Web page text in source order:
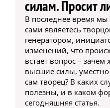
силам. Просит
В последнее время
сами являетесь
генератором,
изменений, что
встает вопрос – зачем
высшие силы,
сам творец? В каких
полезны, и в каком
сегодняшняя статья.